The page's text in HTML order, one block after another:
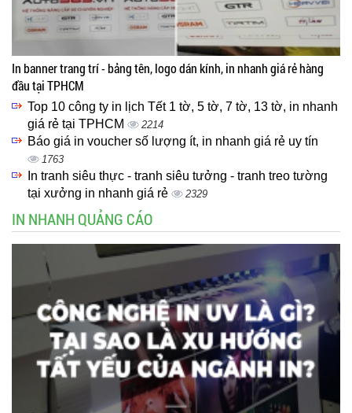
In banner trang trí - bảng tên, logo dán kính, in nhanh giá rẻ hàng
đầu tại TPHCM
Top 10 công ty in lịch Tết 1 tờ, 5 tờ, 7 tờ, 13 tờ, in nhanh
giá rẻ tại TPHCM
2214
Báo giá in voucher số lượng ít, in nhanh giá rẻ uy tín
1763
In tranh siêu thực - tranh siêu tưởng - tranh treo tường
tại xưởng in nhanh giá rẻ
2329
IN NHANH QUẢNG CÁO